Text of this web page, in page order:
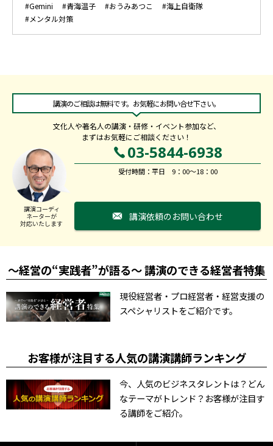
#Gemini
#青海温子 #おうみあつこ
#海上自衛隊
#メンタル対策
講演のご相談は無料です。お気軽にお問い合せ下さい。
文化人や著名人の講演・研修・イベント参加など、
まずはお気軽にご相談ください！
講演コーディ
ネーターが
対応いたします
03-5844-6938
受付時間：平日 9：00～18：00
講演依頼のお問い合わせ
～経営の“実践者”が語る～ 講演のできる経営者特集
現役経営者・プロ経営者・経営支援の
スペシャリストをご紹介です。
お客様が注目する人気の講演講師ランキング
今、人気のビジネスタレントは？どん
なテーマがトレンド？お客様が注目す
る講師をご紹介。